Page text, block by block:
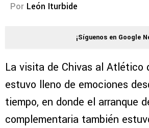
Por León Iturbide
¡Síguenos en Google
La visita de Chivas al Atlético
estuvo lleno de emociones
tiempo, en donde el arranque
complementaria también